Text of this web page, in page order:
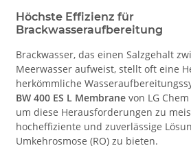
Höchste Effizienz für
Brackwasseraufbereitung
Brackwasser, das einen Salzgehalt
Meerwasser aufweist, stellt oft eine
herkömmliche
BW 400 ES L Membrane von LG
um diese Herausforderungen zu
hocheffiziente und zuverlässige
Umkehrosmose (RO) zu bieten.